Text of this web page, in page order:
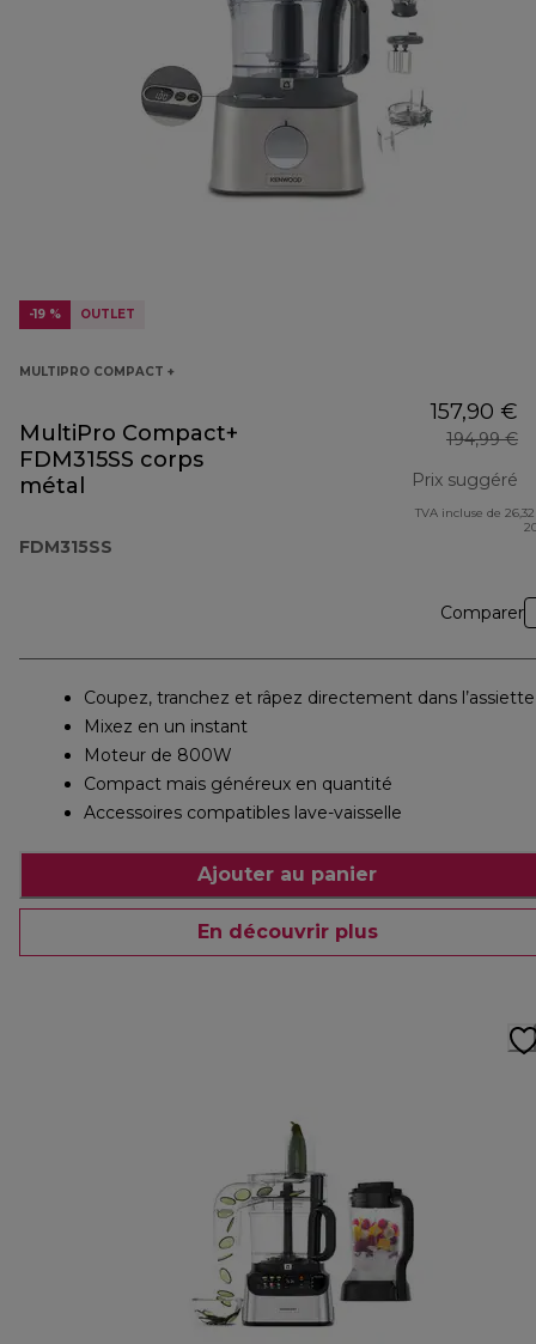
-19 % OUTLET
MULTIPRO COMPACT +
MultiPro Compact+
FDM315SS corps
métal
FDM315SS
157,90 €
194,99 €
Prix suggéré
TVA incluse de
Comparer
Coupez, tranchez et râpez directement dans l’assiette
Mixez en un instant
Moteur de 800W
Compact mais généreux en quantité
Accessoires compatibles lave-vaisselle
Ajouter au panier
En découvrir plus